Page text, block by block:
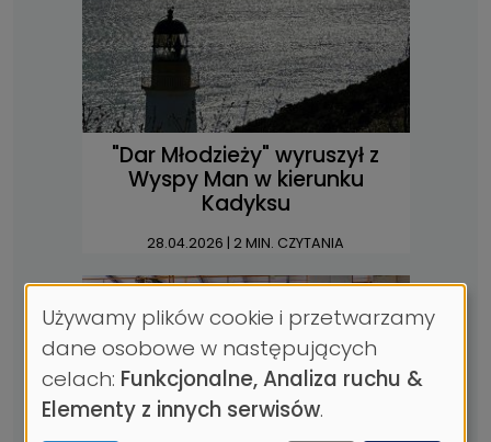
"Dar Młodzieży" wyruszył z
Wyspy Man w kierunku
Kadyksu
28.04.2026 | 2 MIN. CZYTANIA
Wykorzystanie
danych
osobowych
Używamy plików cookie i przetwarzamy
dane osobowe w następujących
celach: Funkcjonalne, Analiza ruchu &
Elementy z innych serwisów.